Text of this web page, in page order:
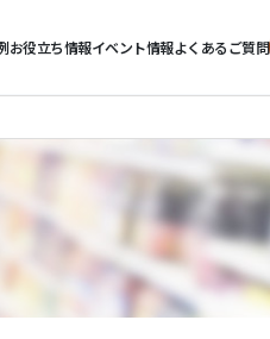
お役立ち情報イベント情報よくあるご質問